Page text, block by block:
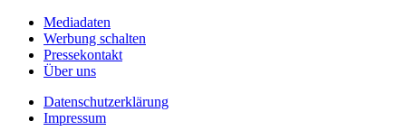
Mediadaten
Werbung schalten
Pressekontakt
Über uns
Datenschutzerklärung
Impressum